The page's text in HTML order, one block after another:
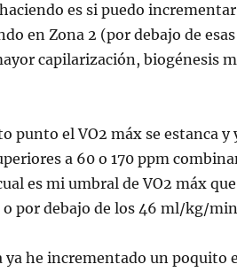
es si puedo
en Zona 2 (por debajo de
capilarización, biogénesis
punto el VO2 máx se estanca y
a 60 o 170 ppm
es mi umbral de VO2 máx
o por debajo de los 46 ml/kg/
ya he incrementado un poquito